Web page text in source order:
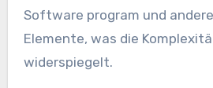
Software program und
Elemente, was die
widerspiegelt.